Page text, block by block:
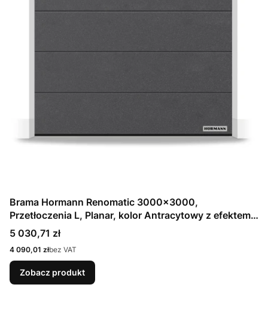
Brama Hormann Renomatic 3000x3000,
Przetłoczenia L, Planar, kolor Antracytowy z efektem
metalicznym CH 703 Matt deluxe + Prowadzenie N
Cena
5 030,71 zł
Cena
4 090,01 złbez VAT
Zobacz produkt